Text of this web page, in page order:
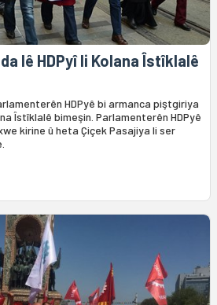
lê HDPyî li Kolana Îstîklalê
HDPyê bi armanca piştgiriya
Îstîklalê bimeşin. Parlamenterên HDPyê
kirine û heta Çiçek Pasajiya li ser